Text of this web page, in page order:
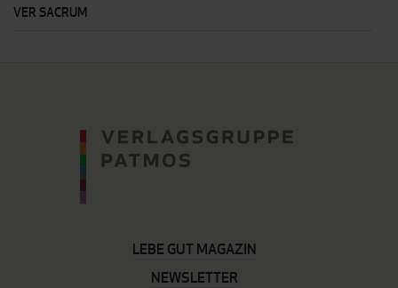
VER SACRUM
LEBE GUT MAGAZIN
NEWSLETTER